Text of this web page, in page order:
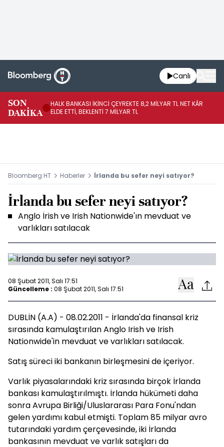
Canlı
SON
DAKİKA
HALK BANKASI İKİNCİ ÇEYREKTE 8,2 MİLYAR TL NET KÂR
ELDE ETTİ, BEKLENTİ 7 MİLYAR TL
Bloomberg HT Haberler İrlanda bu sefer neyi satıyor?
İrlanda bu sefer neyi satıyor?
Anglo İrish ve Irish Nationwide'ın mevduat ve
varlıkları satılacak
08 Şubat 2011, Salı 17:51
Güncelleme : 08 Şubat 2011, Salı 17:51
DUBLİN (A.A) - 08.02.2011 - İrlanda'da finansal kriz
sırasında kamulaştırılan Anglo Irish ve Irish
Nationwide'in mevduat ve varlıkları satılacak.
Satış süreci iki bankanın birleşmesini de içeriyor.
Varlık piyasalarındaki kriz sırasında birçok İrlanda
bankası kamulaştırılmıştı. İrlanda hükümeti daha
sonra Avrupa Birliği/Uluslararası Para Fonu'ndan
gelen yardımı kabul etmişti. Toplam 85 milyar avro
tutarındaki yardım çerçevesinde, iki İrlanda
bankasının mevduat ve varlık satışları da